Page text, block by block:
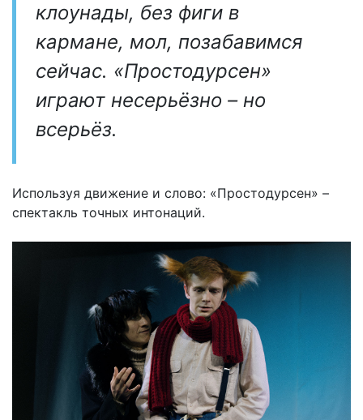
клоунады, без фиги в
кармане, мол, позабавимся
сейчас. «Простодурсен»
играют несерьёзно – но
всерьёз.
Используя движение и слово: «Простодурсен» –
спектакль точных интонаций.